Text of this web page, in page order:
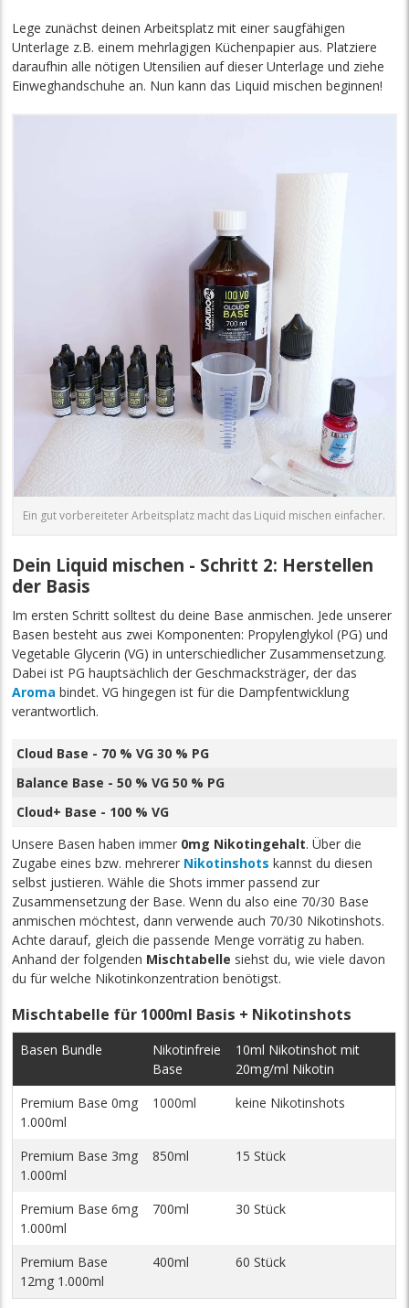
Lege zunächst deinen Arbeitsplatz mit einer saugfähigen
Unterlage z.B. einem mehrlagigen Küchenpapier aus. Platziere
daraufhin alle nötigen Utensilien auf dieser Unterlage und ziehe
Einweghandschuhe an. Nun kann das Liquid mischen beginnen!
Ein gut vorbereiteter Arbeitsplatz macht das Liquid mischen einfacher.
Dein Liquid mischen - Schritt 2: Herstellen
der Basis
Im ersten Schritt solltest du deine Base anmischen. Jede unserer
Basen besteht aus zwei Komponenten: Propylenglykol (PG) und
Vegetable Glycerin (VG) in unterschiedlicher Zusammensetzung.
Dabei ist PG hauptsächlich der Geschmacksträger, der das
Aroma bindet. VG hingegen ist für die Dampfentwicklung
verantwortlich.
Cloud Base - 70 % VG 30 % PG
Balance Base - 50 % VG 50 % PG
Cloud+ Base - 100 % VG
Unsere Basen haben immer 0mg Nikotingehalt. Über die
Zugabe eines bzw. mehrerer Nikotinshots kannst du diesen
selbst justieren. Wähle die Shots immer passend zur
Zusammensetzung der Base. Wenn du also eine 70/30 Base
anmischen möchtest, dann verwende auch 70/30 Nikotinshots.
Achte darauf, gleich die passende Menge vorrätig zu haben.
Anhand der folgenden Mischtabelle siehst du, wie viele davon
du für welche Nikotinkonzentration benötigst.
Mischtabelle für 1000ml Basis + Nikotinshots
Basen Bundle
Nikotinfreie
Base
10ml Nikotinshot mit
20mg/ml Nikotin
Premium Base 0mg
1.000ml
1000ml keine Nikotinshots
Premium Base 3mg
1.000ml
850ml 15 Stück
Premium Base 6mg
1.000ml
700ml 30 Stück
Premium Base
12mg 1.000ml
400ml 60 Stück